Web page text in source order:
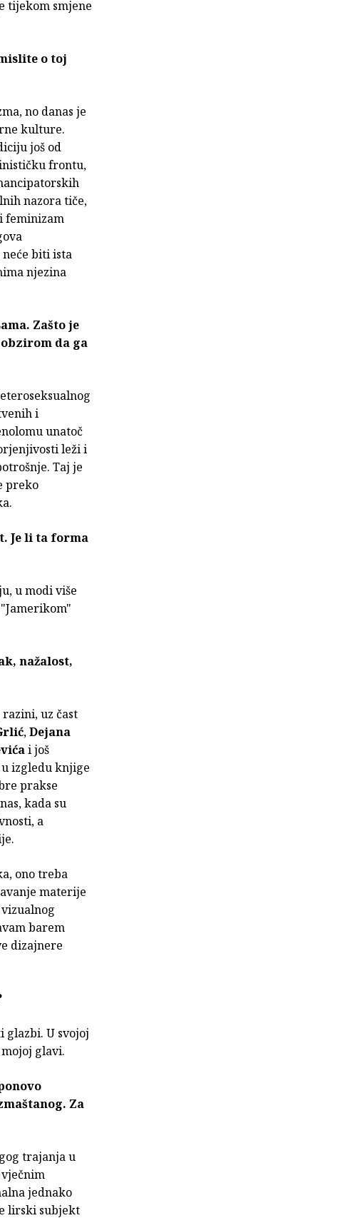
tijekom smjene
o toj
no danas je
kulture.
još od
frontu,
nazora tiče,
feminizam
biti ista
njezina
Zašto je
da ga
i
unatoč
leži i
Taj je
preko
Je li ta forma
u modi više
nažalost,
uz čast
,Dejana
i još
izgledu knjige
prakse
kada su
a
ono treba
materije
barem
dizajnere
glazbi. U svojoj
glavi.
Za
trajanja u
jednako
lirski subjekt